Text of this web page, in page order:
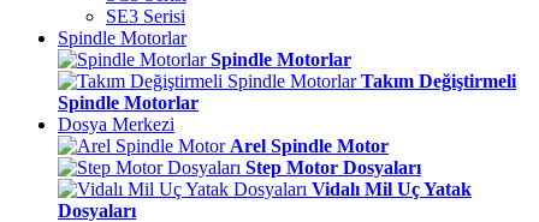
SE3 Serisi
Spindle Motorlar
Spindle Motorlar
Takım Değiştirmeli
Spindle Motorlar
Dosya Merkezi
Arel Spindle Motor
Step Motor Dosyaları
Vidalı Mil Uç Yatak
Dosyaları